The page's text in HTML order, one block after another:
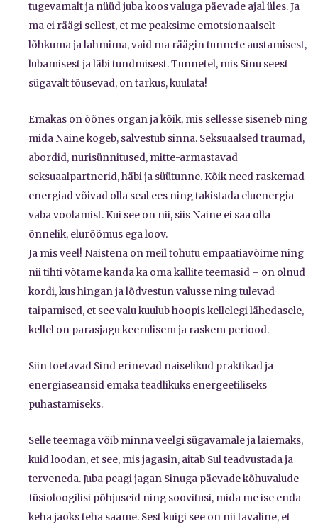
tugevamalt ja nüüd juba koos valuga päevade ajal üles. Ja
ma ei räägi sellest, et me peaksime emotsionaalselt
lõhkuma ja lahmima, vaid ma räägin tunnete austamisest,
lubamisest ja läbi tundmisest. Tunnetel, mis Sinu seest
sügavalt tõusevad, on tarkus, kuulata!
Emakas on õõnes organ ja kõik, mis sellesse siseneb ning
mida Naine kogeb, salvestub sinna. Seksuaalsed traumad,
abordid, nurisünnitused, mitte-armastavad
seksuaalpartnerid, häbi ja süütunne. Kõik need raskemad
energiad võivad olla seal ees ning takistada eluenergia
vaba voolamist. Kui see on nii, siis Naine ei saa olla
õnnelik, elurõõmus ega loov.
Ja mis veel! Naistena on meil tohutu empaatiavõime ning
nii tihti võtame kanda ka oma kallite teemasid – on olnud
kordi, kus hingan ja lõdvestun valusse ning tulevad
taipamised, et see valu kuulub hoopis kellelegi lähedasele,
kellel on parasjagu keerulisem ja raskem periood.
Siin toetavad Sind erinevad naiselikud praktikad ja
energiaseansid emaka teadlikuks energeetiliseks
puhastamiseks.
Selle teemaga võib minna veelgi sügavamale ja laiemaks,
kuid loodan, et see, mis jagasin, aitab Sul teadvustada ja
terveneda. Juba peagi jagan Sinuga päevade kõhuvalude
füsioloogilisi põhjuseid ning soovitusi, mida me ise enda
keha jaoks teha saame. Sest kuigi see on nii tavaline, et